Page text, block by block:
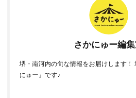
さかにゅー編
堺・南河内の旬な情報をお届けします！
にゅー』です♪